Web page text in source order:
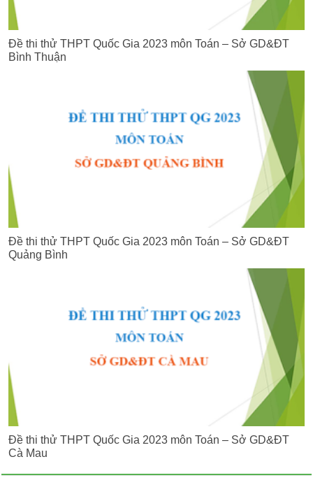
Đề thi thử THPT Quốc Gia 2023 môn Toán – Sở GD&ĐT
Bình Thuận
Đề thi thử THPT Quốc Gia 2023 môn Toán – Sở GD&ĐT
Quảng Bình
Đề thi thử THPT Quốc Gia 2023 môn Toán – Sở GD&ĐT
Cà Mau